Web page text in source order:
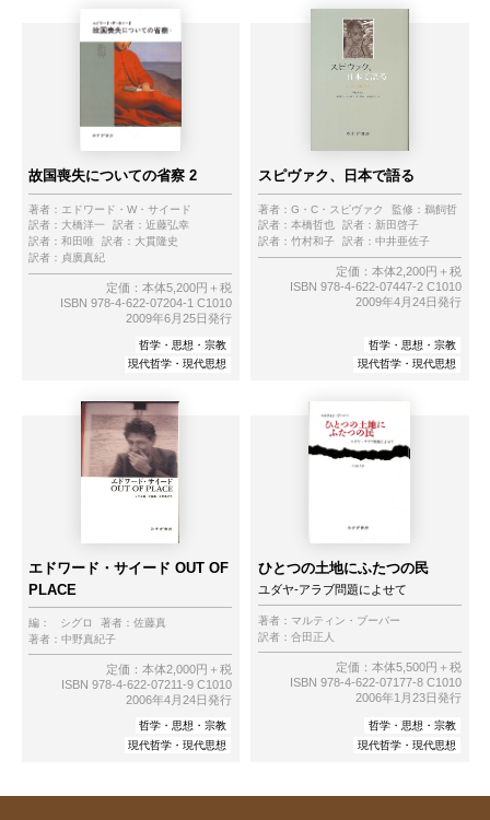
故国喪失についての省察 2
著者： エドワード・W・サイード
訳者： 大橋洋一 訳者： 近藤弘幸
訳者： 和田唯 訳者： 大貫隆史
訳者： 貞廣真紀
定価：本体5,200円＋税
ISBN 978-4-622-07204-1 C1010
2009年6月25日発行
哲学・思想・宗教
現代哲学・現代思想
スピヴァク、日本で語る
著者： G・C・スピヴァク 監修： 鵜飼哲
訳者： 本橋哲也 訳者： 新田啓子
訳者： 竹村和子 訳者： 中井亜佐子
定価：本体2,200円＋税
ISBN 978-4-622-07447-2 C1010
2009年4月24日発行
哲学・思想・宗教
現代哲学・現代思想
エドワード・サイード OUT OF
PLACE
編： シグロ 著者：佐藤真
著者： 中野真紀子
定価：本体2,000円＋税
ISBN 978-4-622-07211-9 C1010
2006年4月24日発行
哲学・思想・宗教
現代哲学・現代思想
ひとつの土地にふたつの民
ユダヤ-アラブ問題によせて
著者： マルティン・ブーバー
訳者： 合田正人
定価：本体5,500円＋税
ISBN 978-4-622-07177-8 C1010
2006年1月23日発行
哲学・思想・宗教
現代哲学・現代思想